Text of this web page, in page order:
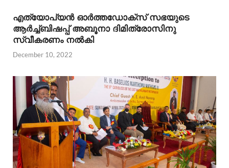
എത്യോപ്യൻ ഓർത്തഡോക്സ്‌ സഭയുടെ
ആർച്ച്ബിഷപ്പ്‌ അബൂനാ ദിമിത്രോസിനു
സ്വീകരണം നൽകി
December 10, 2022